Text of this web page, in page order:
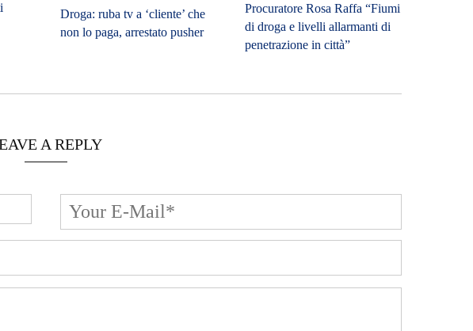
Procuratore Rosa Raffa “Fiumi
di droga e livelli allarmanti di
penetrazione in città”
A REPLY